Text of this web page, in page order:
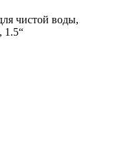
чистой воды,
1.5“